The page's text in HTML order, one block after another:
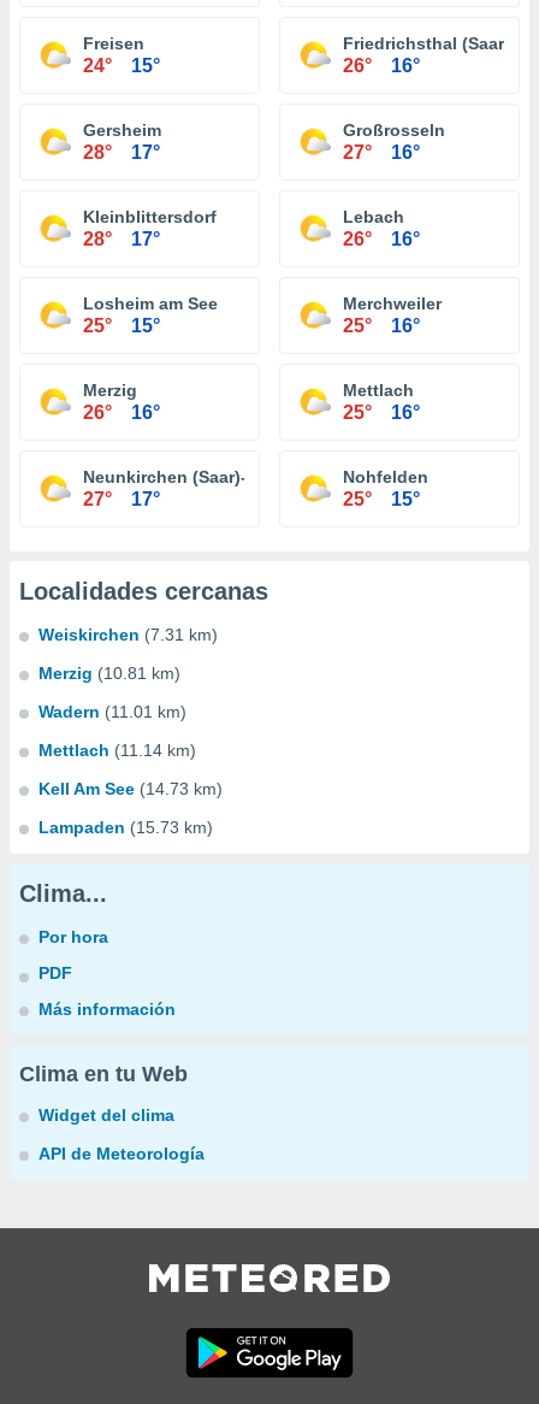
Freisen
24° 15°
Friedrichsthal (Saar)
26° 16°
Gersheim
28° 17°
Großrosseln
27° 16°
Kleinblittersdorf
28° 17°
Lebach
26° 16°
Losheim am See
25° 15°
Merchweiler
25° 16°
Merzig
26° 16°
Mettlach
25° 16°
Neunkirchen (Saar)-Wellesweiler
27° 17°
Nohfelden
25° 15°
Localidades cercanas
Weiskirchen (7.31 km)
Merzig (10.81 km)
Wadern (11.01 km)
Mettlach (11.14 km)
Kell Am See (14.73 km)
Lampaden (15.73 km)
Clima...
Por hora
PDF
Más información
Clima en tu Web
Widget del clima
API de Meteorología